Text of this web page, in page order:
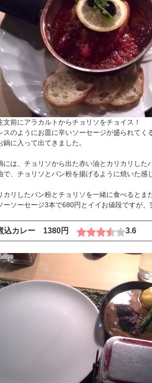
文前にアラカルトからチョリソをチョイス！
スのようにお皿に辛いソーセージが盛られてく
鍋に入って出てきました。
には、チョリソから出た赤い油とカリカリした
で、チョリソとパン粉を揚げるように焼いた感
カリしたパン粉とチョリソを一緒に食べるとま
ーソーセージ3本で680円とイイお値段ですが、
込カレー 1380円 3.6